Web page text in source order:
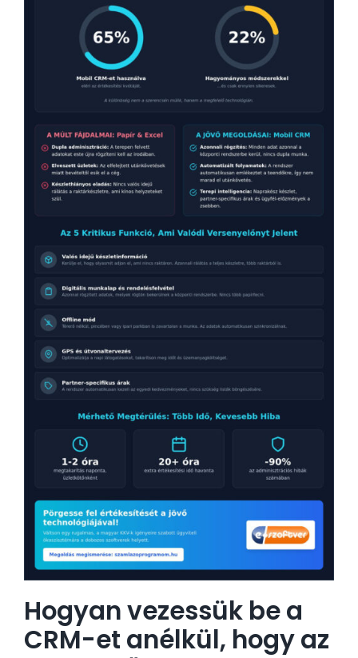
Hogyan vezessük be a
CRM-et anélkül, hogy az